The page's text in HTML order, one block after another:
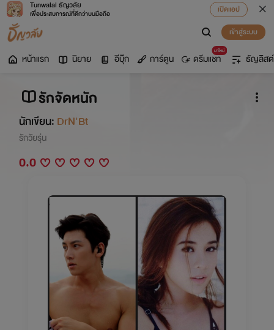
Tunwalai ธัญวลัย
เพื่อประสบการณ์ที่ดีกว่าบนมือถือ
เปิดแอป
เข้าสู่ระบบ
หน้าแรก นิยาย อีบุ๊ก การ์ตูน
มาใหม่
ดรีมแชท ธัญลิสต์
รักจัดหนัก
นักเขียน: DrN'Bt
รักวัยรุ่น
0.0